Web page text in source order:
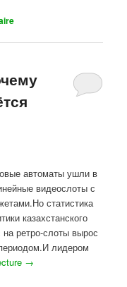
автоматы ушли в
видеослоты с
статистика
казахстанского
на ретро-слоты вырос
лидером
→